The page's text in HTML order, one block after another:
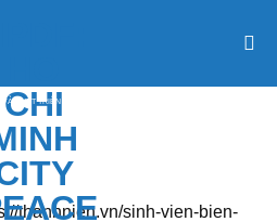
VÀ PHÁT TRIỂN TP. HỒ CHÍ MINH
thanhnien.vn/sinh-vien-bien-